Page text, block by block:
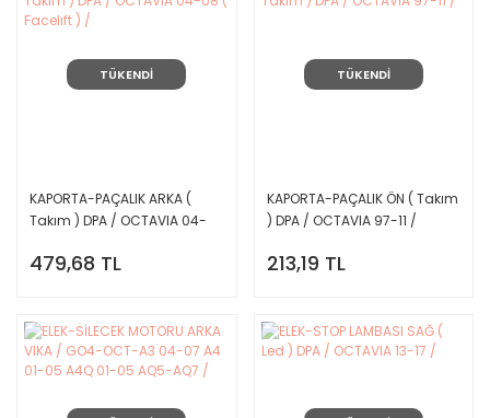
TÜKENDİ
KAPORTA-PAÇALIK ARKA (
Takım ) DPA / OCTAVIA 04-
479,68 TL
TÜKENDİ
KAPORTA-PAÇALIK ÖN ( Takım
) DPA / OCTAVIA 97-11 /
213,19 TL